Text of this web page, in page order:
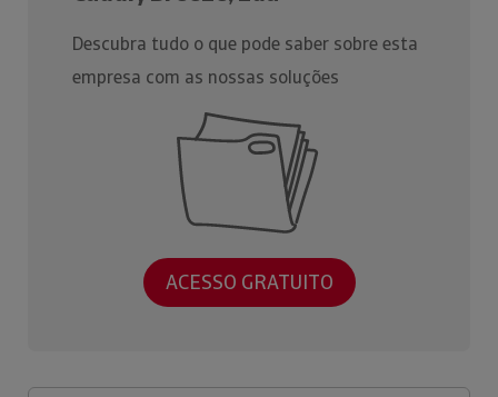
Descubra tudo o que pode saber sobre esta
empresa com as nossas soluções
ACESSO GRATUITO